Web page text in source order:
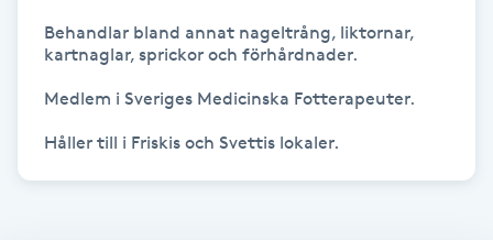
Funktionsanalys
Färgning
Föning
Behandlar bland annat nageltrång, liktornar,
kartnaglar, sprickor och förhårdnader.
Medlem i Sveriges Medicinska Fotterapeuter.
Håller till i Friskis och Svettis lokaler.